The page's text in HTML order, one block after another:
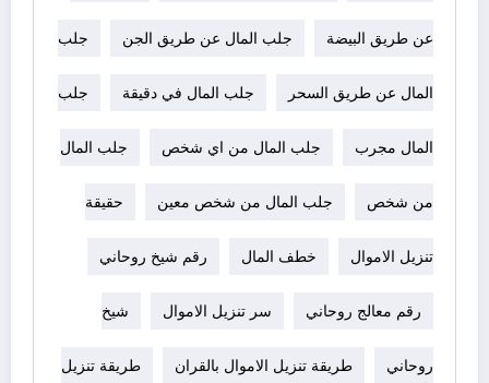
عن طريق البيضة جلب المال عن طريق الجن جلب
المال عن طريق السحر جلب المال في دقيقة جلب
المال مجرب جلب المال من اي شخص جلب المال
من شخص جلب المال من شخص معين حقيقة
تنزيل الاموال خطف المال رقم شيخ روحاني
رقم معالج روحاني سر تنزيل الاموال شيخ
روحاني طريقة تنزيل الاموال بالقران طريقة تنزيل